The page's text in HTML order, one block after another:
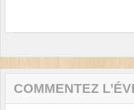
COMMENTEZ